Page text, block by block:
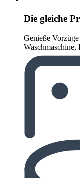
Die gleiche
Genieße
Waschmaschine,